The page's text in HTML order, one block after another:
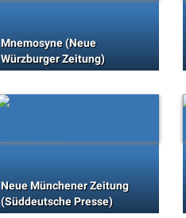
Mnemosyne (Neue
Würzburger Zeitung)
Neue Münchener Zeitung
(Süddeutsche Presse)